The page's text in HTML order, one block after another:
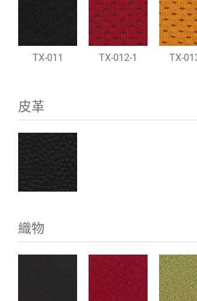
TX-011 TX-012-1 TX-
皮革
織物